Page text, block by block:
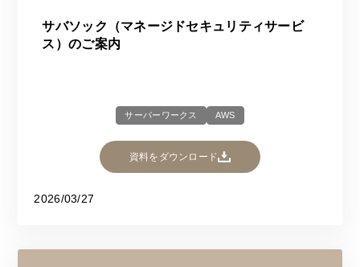
サバソック（マネージドセキュリティサービ
ス）のご案内
サーバーワークス AWS
資料をダウンロード
2026/03/27